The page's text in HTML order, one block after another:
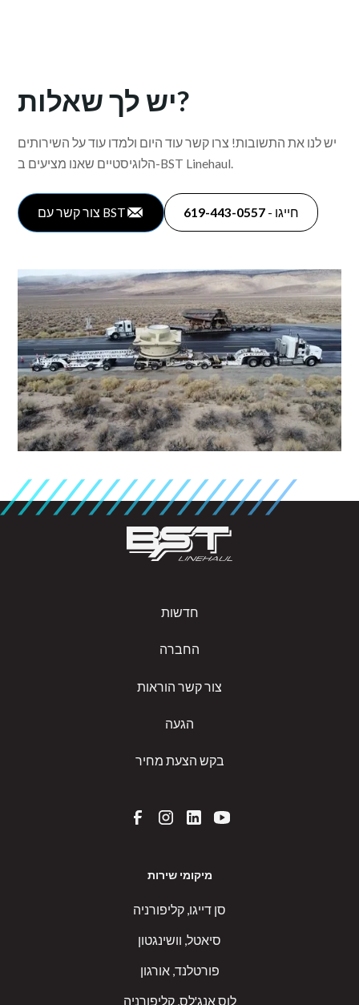
יש לך שאלות?
יש לנו את התשובות! צרו קשר עוד היום ולמדו עוד על השירותים
הלוגיסטיים שאנו מציעים ב-BST Linehaul.
צור קשר עם BST חייגו - 619-443-0557
חדשות
החברה
צור קשר הוראות
הגעה
בקש הצעת מחיר
מיקומי שירות
סן דייגו, קליפורניה
סיאטל, וושינגטון
פורטלנד, אורגון
לוס אנג'לס, קליפורניה